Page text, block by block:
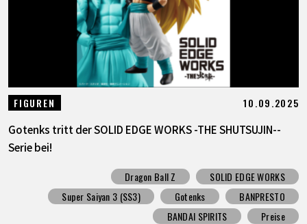
FIGUREN 10.09.2025
Gotenks tritt der SOLID EDGE WORKS -THE SHUTSUJIN--
Serie bei!
Dragon Ball Z
SOLID EDGE WORKS
Super Saiyan 3 (SS3)
Gotenks
BANPRESTO
BANDAI SPIRITS
Preise